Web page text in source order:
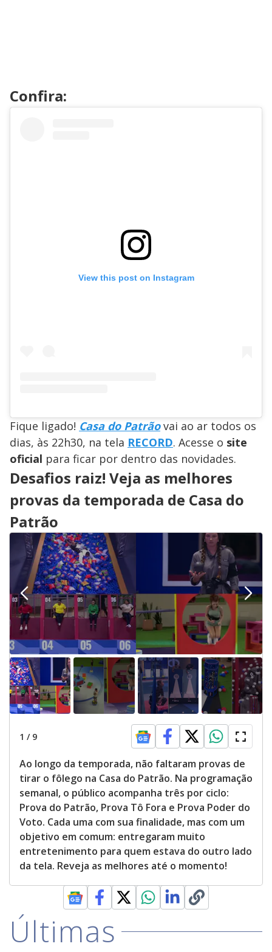
Confira:
View this post on Instagram
Fique ligado! Casa do Patrãovai ao ar todos os
dias, às 22h30, na tela RECORD. Acesse o site
oficial para ficar por dentro das novidades.
Desafios raiz! Veja as melhores
provas da temporada de Casa do
Patrão
1 / 9
Ao longo da temporada, não faltaram provas de
tirar o fôlego na Casa do Patrão. Na programação
semanal, o público acompanha três por ciclo:
Prova do Patrão, Prova Tô Fora e Prova Poder do
Voto. Cada uma com sua finalidade, mas com um
objetivo em comum: entregaram muito
entretenimento para quem estava do outro lado
da tela. Reveja as melhores até o momento!
Últimas